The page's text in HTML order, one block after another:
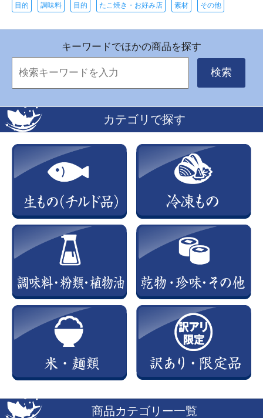
目的 調味料 目的 たこ焼き・お好み店 素材 その他
キーワードでほかの商品を探す
検索
カテゴリで探す
商品カテゴリー一覧